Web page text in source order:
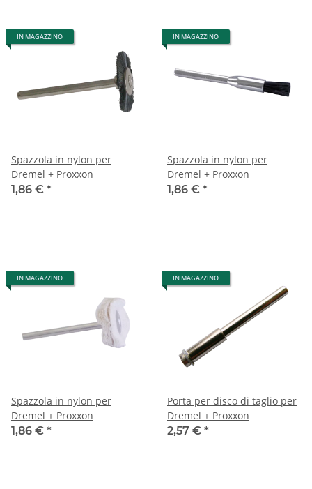
IN MAGAZZINO
Spazzola in nylon per
Dremel + Proxxon
1,86 € *
IN MAGAZZINO
Spazzola in nylon per
Dremel + Proxxon
1,86 € *
IN MAGAZZINO
Spazzola in nylon per
Dremel + Proxxon
1,86 € *
IN MAGAZZINO
Porta per disco di taglio per
Dremel + Proxxon
2,57 € *